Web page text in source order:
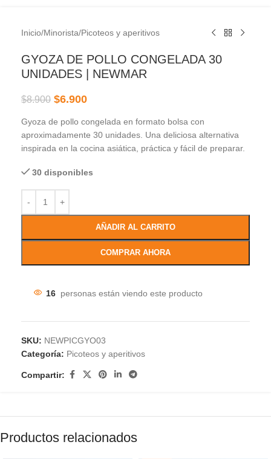
Inicio/Minorista/Picoteos y aperitivos
GYOZA DE POLLO CONGELADA 30
UNIDADES | NEWMAR
$8.900 $6.900
Gyoza de pollo congelada en formato bolsa con
aproximadamente 30 unidades. Una deliciosa alternativa
inspirada en la cocina asiática, práctica y fácil de preparar.
30 disponibles
AÑADIR AL CARRITO
COMPRAR AHORA
16 personas están viendo este producto
SKU: NEWPICGYO03
Categoría: Picoteos y aperitivos
Compartir:
Productos relacionados